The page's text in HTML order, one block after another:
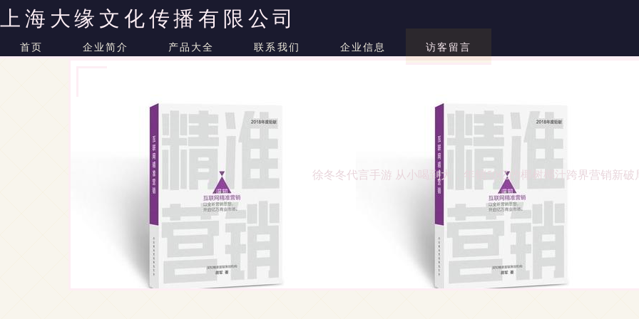
上海大缘文化传播有限公司
首页 企业简介 产品大全 联系我们 企业信息 访客留言
徐冬冬代言手游 从小喝到大，年销50亿的椰树椰汁跨界营销新破